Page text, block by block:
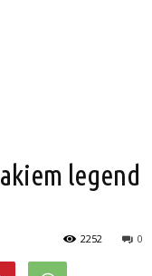
legend
0
2252